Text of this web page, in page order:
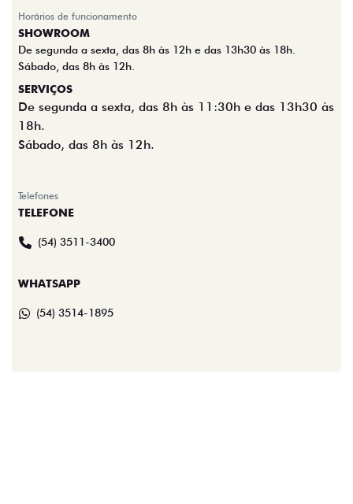
Horários de funcionamento
SHOWROOM
De segunda a sexta, das 8h às 12h e das 13h30 às 18h.
Sábado, das 8h às 12h.
SERVIÇOS
De segunda a sexta, das 8h às 11:30h e das 13h30 às
18h.
Sábado, das 8h às 12h.
Telefones
TELEFONE
(54) 3511-3400
WHATSAPP
(54) 3514-1895